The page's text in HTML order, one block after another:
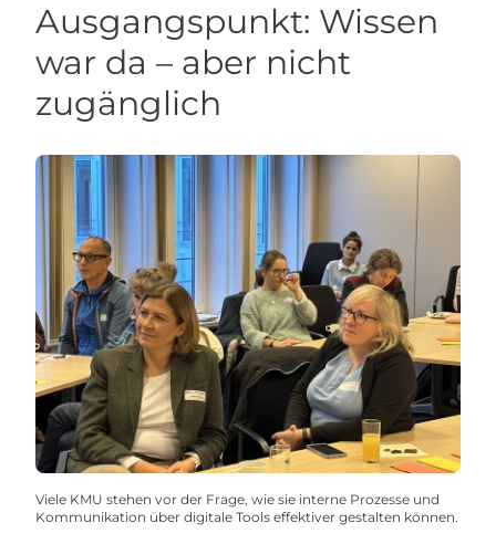
Ausgangspunkt: Wissen
war da – aber nicht
zugänglich
Viele KMU stehen vor der Frage, wie sie interne Prozesse und
Kommunikation über digitale Tools effektiver gestalten können.